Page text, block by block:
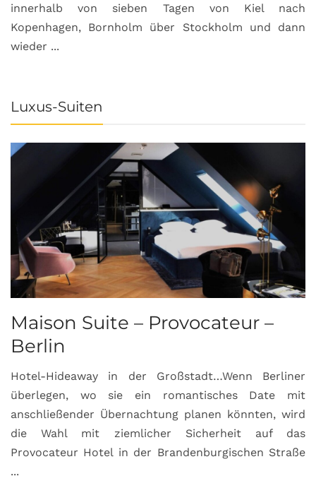
innerhalb von sieben Tagen von Kiel nach
Kopenhagen, Bornholm über Stockholm und dann
wieder ...
Luxus-Suiten
Maison Suite – Provocateur –
Berlin
Hotel-Hideaway in der Großstadt…Wenn Berliner
überlegen, wo sie ein romantisches Date mit
anschließender Übernachtung planen könnten, wird
die Wahl mit ziemlicher Sicherheit auf das
Provocateur Hotel in der Brandenburgischen Straße
...